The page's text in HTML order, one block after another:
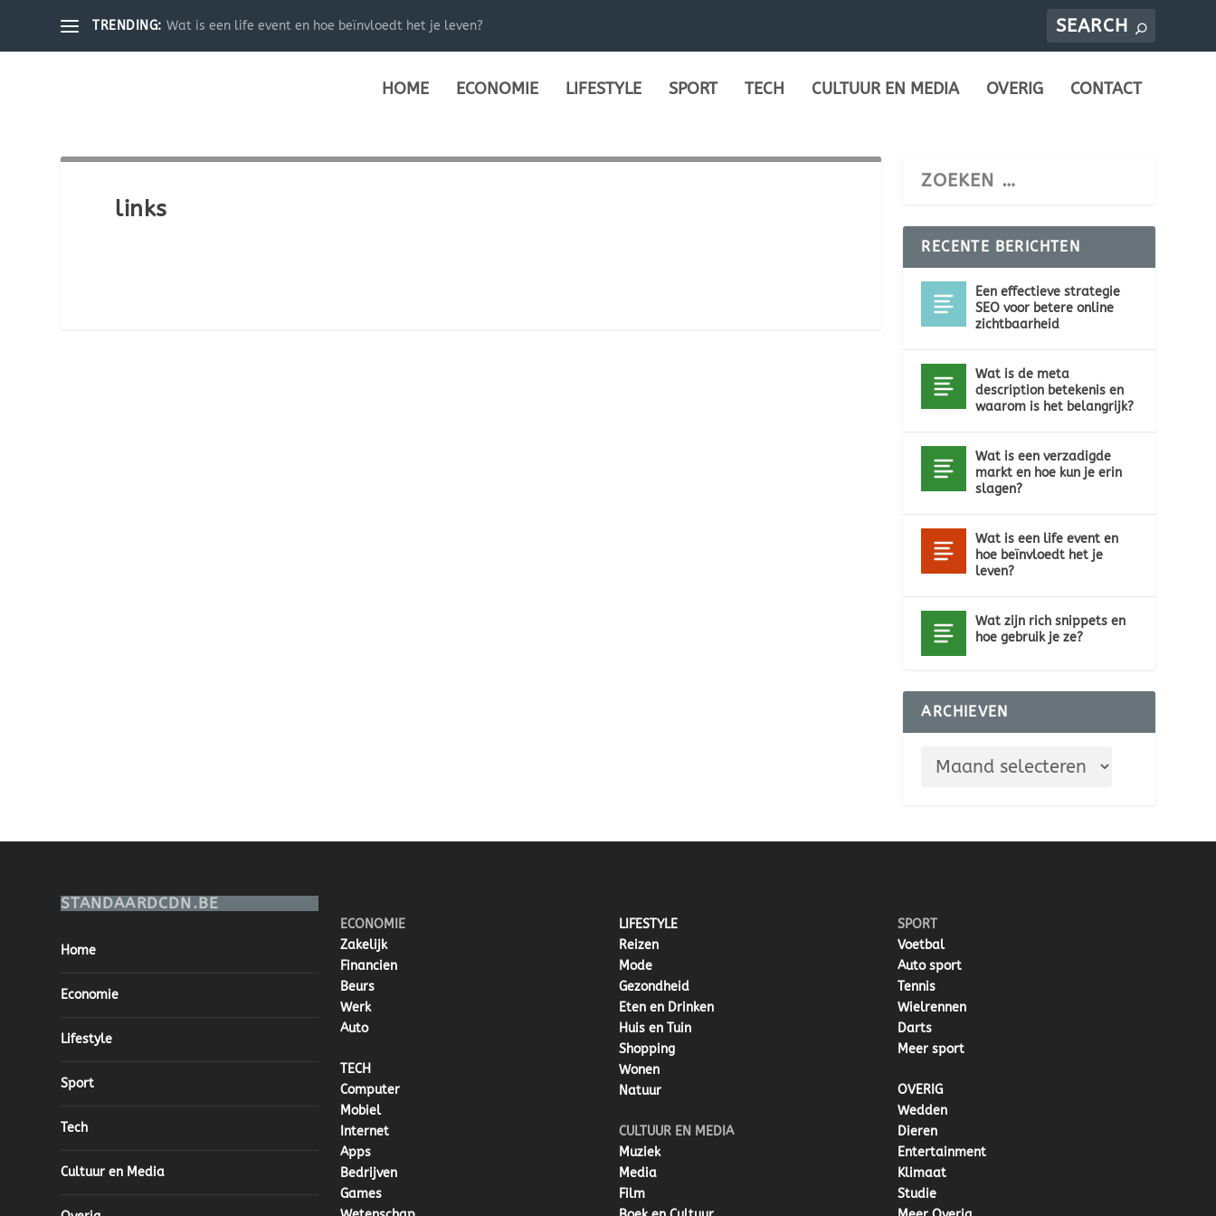
TRENDING: Wat is een life event en hoe beïnvloedt het je leven?
HOME ECONOMIE LIFESTYLE SPORT TECH CULTUUR EN MEDIA OVERIG CONTACT
links
RECENTE BERICHTEN
Een effectieve strategie
SEO voor betere online
zichtbaarheid
Wat is de meta
description betekenis en
waarom is het belangrijk?
Wat is een verzadigde
markt en hoe kun je erin
slagen?
Wat is een life event en
hoe beïnvloedt het je
leven?
Wat zijn rich snippets en
hoe gebruik je ze?
ARCHIEVEN
STANDAARDCDN.BE
Home
Economie
Lifestyle
Sport
Tech
Cultuur en Media
ECONOMIE
Zakelijk
Financien
Beurs
Werk
Auto
TECH
Computer
Mobiel
Internet
Apps
Bedrijven
Games
LIFESTYLE
Reizen
Mode
Gezondheid
Eten en Drinken
Huis en Tuin
Shopping
Wonen
Natuur
CULTUUR EN MEDIA
Muziek
Media
Film
SPORT
Voetbal
Auto sport
Tennis
Wielrennen
Darts
Meer sport
OVERIG
Wedden
Dieren
Entertainment
Klimaat
Studie